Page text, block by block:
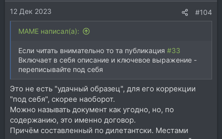
и
:12 Дек 2023 #104
MAME написал(а):
Если читать внимательно то та публикация #33
Включает в себя описание и ключевое выражение -
переписывайте под себя
Это не есть "удачный образец", для его коррекции
"под себя", скорее наоборот.
Можно называть документ как угодно, но, по
содержанию, это именно договор.
Причём составленный по дилетантски. Местами